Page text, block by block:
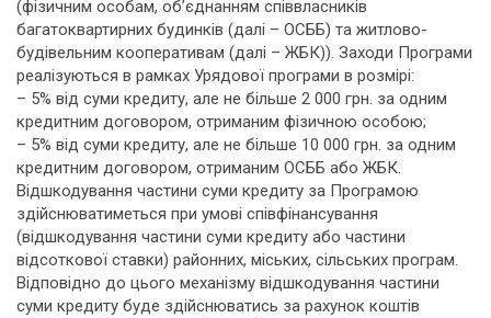
(фізичним особам, об’єднанням співвласників
багатоквартирних будинків (далі – ОСББ) та житлово-
будівельним кооперативам (далі – ЖБК)). Заходи Програми
реалізуються в рамках Урядової програми в розмірі:
– 5% від суми кредиту, але не більше 2 000 грн. за одним
кредитним договором, отриманим фізичною особою;
– 5% від суми кредиту, але не більше 10 000 грн. за одним
кредитним договором, отриманим ОСББ або ЖБК.
Відшкодування частини суми кредиту за Програмою
здійснюватиметься при умові співфінансування
(відшкодування частини суми кредиту або частини
відсоткової ставки) районних, міських, сільських програм.
Відповідно до цього механізму відшкодування частини
суми кредиту буде здійснюватись за рахунок коштів